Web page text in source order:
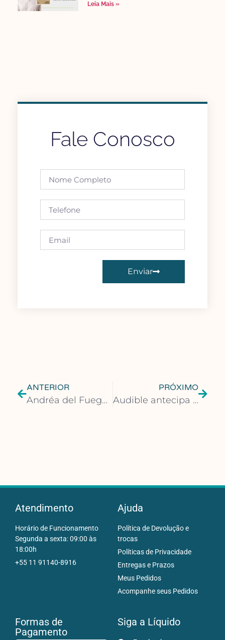
Leia Mais »
Fale Conosco
Enviar
ANTERIOR
Andréa del Fuego e Afonso Cruz serão os curadores da Casa Portugal na Flip 2025
PRÓXIMO
Audible antecipa produções originais previstas para o segundo semestre em painéis na Flip 2025
Atendimento
Horário de Funcionamento
Segunda a sexta: 09:00 às
18:00h
+55 11 91140-8916
Ajuda
Política de Devolução e
trocas
Políticas de Privacidade
Entregas e Prazos
Meus Pedidos
Acompanhe seus Pedidos
Formas de
Pagamento
Siga a Líquido